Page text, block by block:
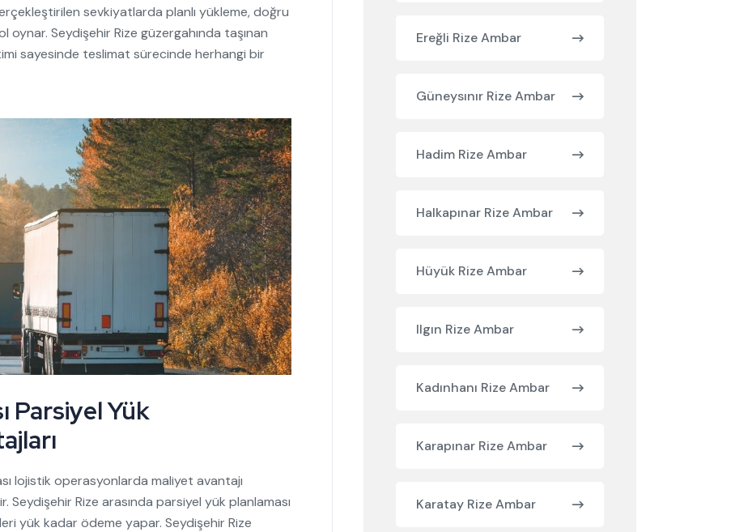
sevkiyatlarda planlı yükleme, doğru
Seydişehir Rize güzergahında taşınan
sayesinde teslimat sürecinde herhangi bir
Parsiyel Yük
lojistik operasyonlarda maliyet avantajı
Rize arasında parsiyel yük planlaması
yük kadar ödeme yapar. Seydişehir Rize
Ereğli Rize Ambar
Güneysınır Rize Ambar
Hadim Rize Ambar
Halkapınar Rize Ambar
Hüyük Rize Ambar
Ilgın Rize Ambar
Kadınhanı Rize Ambar
Karapınar Rize Ambar
Karatay Rize Ambar